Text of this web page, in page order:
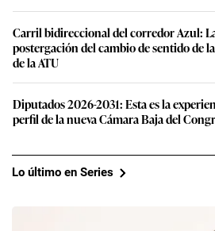
Carril bidireccional del corredor Azul:
postergación del cambio de sentido de
de la ATU
Diputados 2026-2031: Esta es la
perfil de la nueva Cámara Baja del
Lo último en Series